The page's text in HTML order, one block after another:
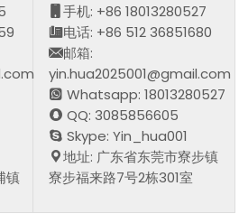
镇
手机: +86 18013280527
电话: +86 512 36851680
邮箱:
yin.hua2025001@gmail.com
Whatsapp: 18013280527
QQ: 3085856605
Skype: Yin_hua001
地址: 广东省东莞市寮步镇
寮步福来路7号2栋301室